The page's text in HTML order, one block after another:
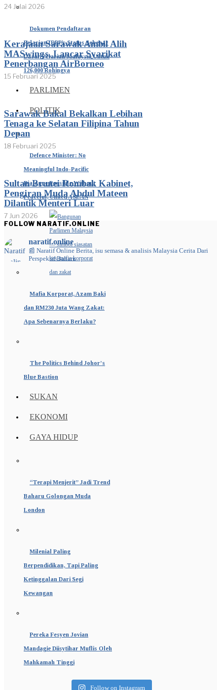
Dokumen Pendaftaran
Pelarian (DPP): Status Sebenar
Dasar Pelarian Malaysia Untuk
126,000 Rohingya
PARLIMEN
POLITIK
Defence Minister: No
Meaningful Indo-Pacific
Dialogue Possible Without
Peaceful, United ASEAN
Mafia Korporat, Azam Baki
dan RM230 Juta Wang Zakat:
Apa Sebenarnya Berlaku?
The Politics Behind Johor’s
Blue Bastion
SUKAN
EKONOMI
GAYA HIDUP
“Terapi Menjerit” Jadi Trend
Baharu Golongan Muda
London
Milenial Paling
Berpendidikan, Tapi Paling
Ketinggalan Dari Segi
Kewangan
Pereka Fesyen Jovian
Mandagie Diisytihar Muflis Oleh
Mahkamah Tinggi
24 Julai 2026
Kerajaan Sarawak Ambil Alih
MASwings, Lancar Syarikat
Penerbangan AirBorneo
15 Februari 2025
Sarawak Bakal Bekalkan Lebihan
Tenaga ke Selatan Filipina Tahun
Depan
18 Februari 2025
Sultan Brunei Rombak Kabinet,
Pengiran Muda Abdul Mateen
Dilantik Menteri Luar
7 Jun 2026
FOLLOW NARATIF.ONLINE
naratif.online
📰 Naratif Online Berita, isu semasa & analisis Malaysia Cerita Dari
Perspektif Baharu
Follow on Instagram